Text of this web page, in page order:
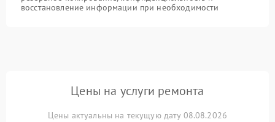
восстановление информации при необходимости
Цены на услуги ремонта
Цены актуальны на текущую дату 08.08.2026